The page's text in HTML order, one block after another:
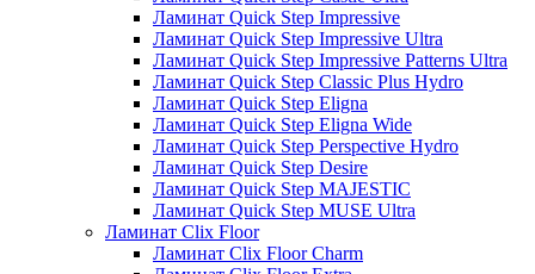
Ламинат Quick Step Impressive
Ламинат Quick Step Impressive Ultra
Ламинат Quick Step Impressive Patterns Ultra
Ламинат Quick Step Classic Plus Hydro
Ламинат Quick Step Eligna
Ламинат Quick Step Eligna Wide
Ламинат Quick Step Perspective Hydro
Ламинат Quick Step Desire
Ламинат Quick Step MAJESTIC
Ламинат Quick Step MUSE Ultra
Ламинат Clix Floor
Ламинат Clix Floor Charm